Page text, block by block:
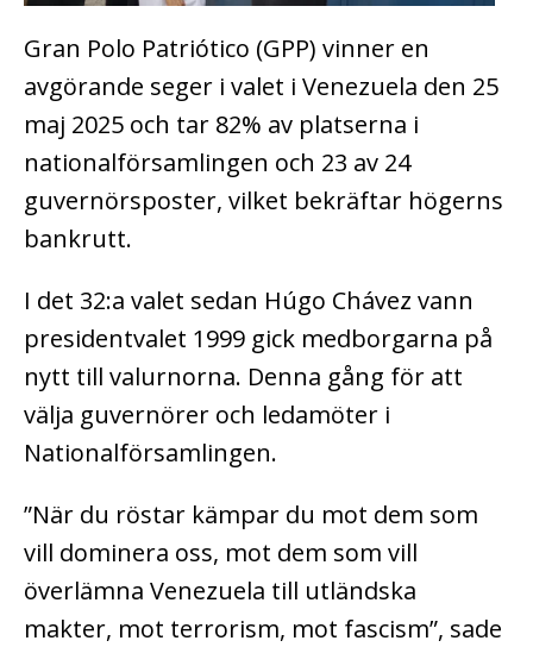
Gran Polo Patriótico (GPP) vinner en
avgörande seger i valet i Venezuela den 25
maj 2025 och tar 82% av platserna i
nationalförsamlingen och 23 av 24
guvernörsposter, vilket bekräftar högerns
bankrutt.
I det 32:a valet sedan Húgo Chávez vann
presidentvalet 1999 gick medborgarna på
nytt till valurnorna. Denna gång för att
välja guvernörer och ledamöter i
Nationalförsamlingen.
”När du röstar kämpar du mot dem som
vill dominera oss, mot dem som vill
överlämna Venezuela till utländska
makter, mot terrorism, mot fascism”, sade